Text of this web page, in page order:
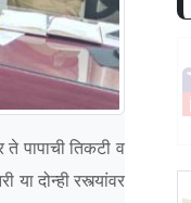
ते पापाची तिकटी व
या दोन्ही रस्त्यांवर